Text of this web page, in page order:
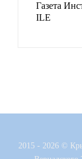
Газета
ILE
2015 - 2026 ©